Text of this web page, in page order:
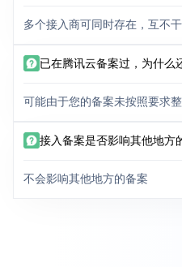
多个接入商可同时存在，互不
已在腾讯云备案过，为什么
可能由于您的备案未按照要求
接入备案是否影响其他地方
不会影响其他地方的备案